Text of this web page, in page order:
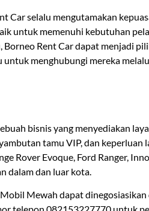
Car selalu mengutamakan
untuk memenuhi kebutuhan
Borneo Rent Car dapat menjadi
untuk menghubungi mereka
bisnis yang menyediakan
tamu VIP, dan keperluan
Rover Evoque, Ford Ranger,
dalam dan luar kota.
Mewah dapat